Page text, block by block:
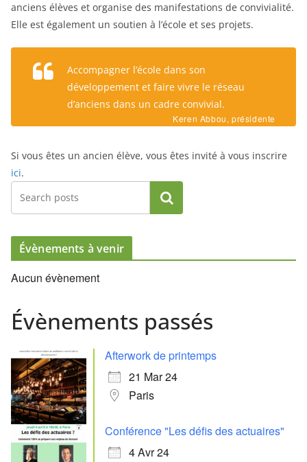
anciens élèves et organise des manifestations de convivialité.
Elle est également un soutien à l’école et ses projets.
Accompagner l’école dans son
développement et faire vivre le réseau
d’anciens dans un cadre convivial.
Keren Abbou, présidente
Si vous êtes un ancien élève, vous êtes invité à vous inscrire
ici.
Rechercher
Évènements à venir
Aucun évènement
Évènements passés
Afterwork de printemps
21 Mar 24
Paris
Conférence "Les défis des actuaires"
4 Avr 24